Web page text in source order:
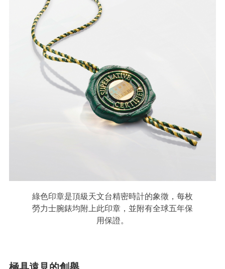
綠色印章是頂級天文台精密時計的象徵，每枚
勞力士腕錶均附上此印章，並附有全球五年保
用保證。